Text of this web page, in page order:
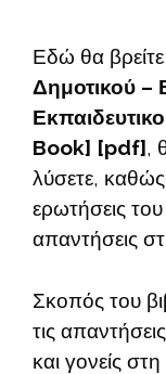
Εδώ θα βρείτε
Δημοτικού –
Book] [pdf],
λύσετε, καθώς
ερωτήσεις του
απαντήσεις
Σκοπός του
τις
και γονείς